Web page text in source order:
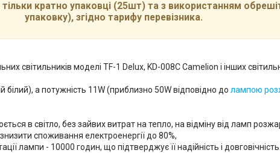
кратно упаковці (25шт) та з використанням
упаковку), згідно тарифу перевізника.
світильників моделі TF-1 Delux, KD-008С Camelion і інших
а потужність 11W (приблизно 50W відповідно до лампою
в світло, без зайвих витрат на тепло, на відміну від ламп
споживання електроенергії до 80%,
лампи - 10000 годин, що підтверджує її надійність і довговічність.